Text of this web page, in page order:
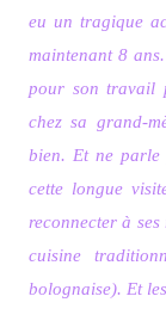
eu un tragique
maintenant 8
pour son travail
chez sa grand-
bien. Et ne parle
cette longue
reconnecter à
cuisine
bolognaise). Et